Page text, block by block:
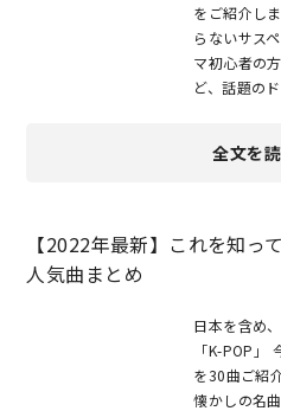
をご紹介し
らないサス
マ初心者の
ど、話題の
全文を
【2022年最新】これを知っ
人気曲まとめ
日本を含め
「K-POP」
を30曲ご紹
懐かしの名